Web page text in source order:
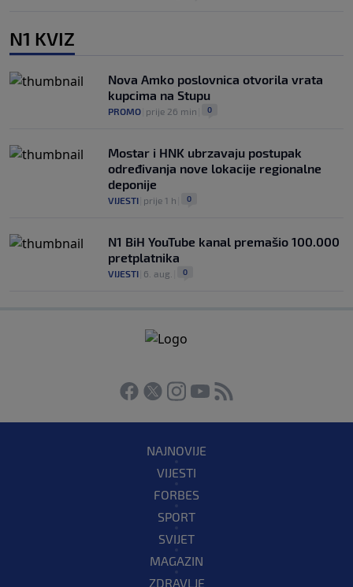
N1 KVIZ
Nova Amko poslovnica otvorila vrata
kupcima na Stupu
PROMO prije 26 min 0
Mostar i HNK ubrzavaju postupak
određivanja nove lokacije regionalne
deponije
VIJESTI prije 1 h 0
N1 BiH YouTube kanal premašio 100.000
pretplatnika
VIJESTI 6. aug. 0
NAJNOVIJE
VIJESTI
FORBES
SPORT
SVIJET
MAGAZIN
ZDRAVLJE